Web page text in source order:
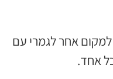
אחר לגמרי עם
אחד.